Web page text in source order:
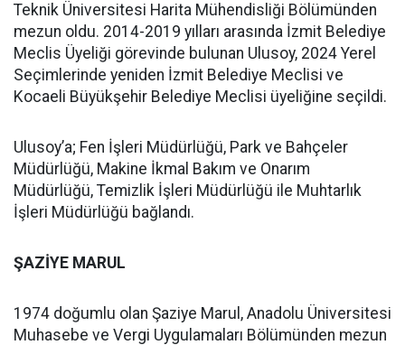
Teknik Üniversitesi Harita Mühendisliği Bölümünden
mezun oldu. 2014-2019 yılları arasında İzmit Belediye
Meclis Üyeliği görevinde bulunan Ulusoy, 2024 Yerel
Seçimlerinde yeniden İzmit Belediye Meclisi ve
Kocaeli Büyükşehir Belediye Meclisi üyeliğine seçildi.
Ulusoy’a; Fen İşleri Müdürlüğü, Park ve Bahçeler
Müdürlüğü, Makine İkmal Bakım ve Onarım
Müdürlüğü, Temizlik İşleri Müdürlüğü ile Muhtarlık
İşleri Müdürlüğü bağlandı.
ŞAZİYE MARUL
1974 doğumlu olan Şaziye Marul, Anadolu Üniversitesi
Muhasebe ve Vergi Uygulamaları Bölümünden mezun